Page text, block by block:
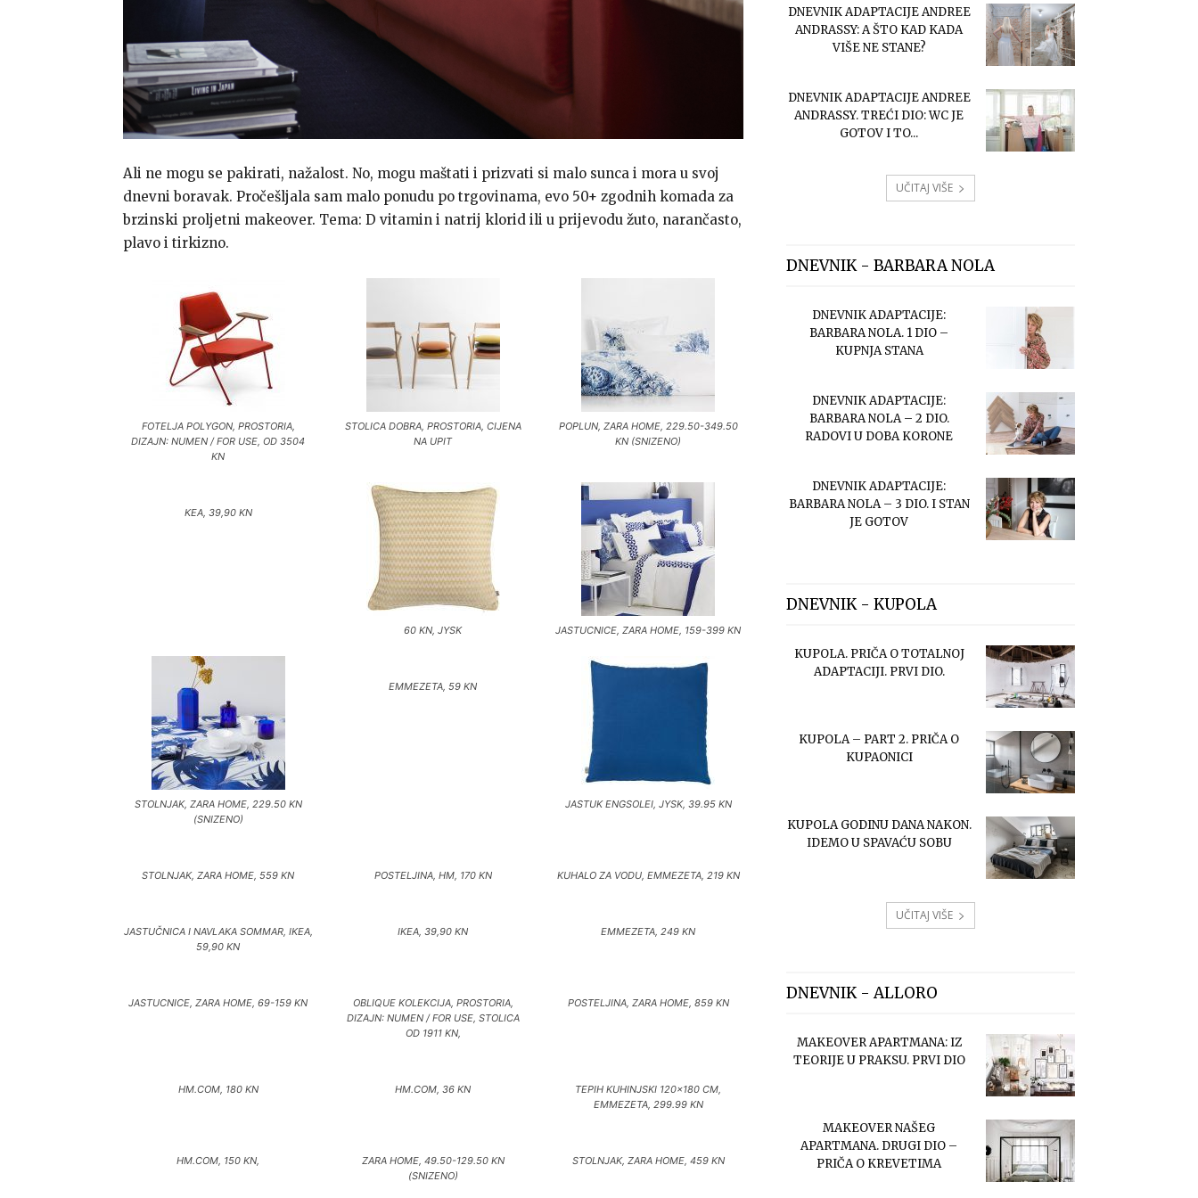
Ali ne mogu se pakirati, nažalost. No, mogu maštati i prizvati si malo sunca i mora u svoj
dnevni boravak. Pročešljala sam malo ponudu po trgovinama, evo 50+ zgodnih komada za
brzinski proljetni makeover. Tema: D vitamin i natrij klorid ili u prijevodu žuto, narančasto,
plavo i tirkizno.
FOTELJA POLYGON, PROSTORIA,
DIZAJN: NUMEN / FOR USE, OD 3504
KN
STOLICA DOBRA, PROSTORIA, CIJENA
NA UPIT
POPLUN, ZARA HOME, 229.50-349.50
KN (SNIZENO)
KEA, 39,90 KN
60 KN, JYSK JASTUCNICE, ZARA HOME, 159-399 KN
STOLNJAK, ZARA HOME, 229.50 KN
(SNIZENO)
EMMEZETA, 59 KN
JASTUK ENGSOLEI, JYSK, 39.95 KN
STOLNJAK, ZARA HOME, 559 KN POSTELJINA, HM, 170 KN KUHALO ZA VODU, EMMEZETA, 219 KN
JASTUČNICA I NAVLAKA SOMMAR, IKEA,
59,90 KN
IKEA, 39,90 KN EMMEZETA, 249 KN
JASTUCNICE, ZARA HOME, 69-159 KN
OBLIQUE KOLEKCIJA, PROSTORIA,
DIZAJN: NUMEN / FOR USE, STOLICA
OD 1911 KN,
POSTELJINA, ZARA HOME, 859 KN
HM.COM, 180 KN HM.COM, 36 KN
TEPIH KUHINJSKI 120×180 CM,
EMMEZETA, 299.99 KN
HM.COM, 150 KN,
ZARA HOME, 49.50-129.50 KN
(SNIZENO)
STOLNJAK, ZARA HOME, 459 KN
DNEVNIK ADAPTACIJE ANDREE
ANDRASSY: A ŠTO KAD KADA
VIŠE NE STANE?
DNEVNIK ADAPTACIJE ANDREE
ANDRASSY. TREĆI DIO: WC JE
GOTOV I TO...
UČITAJ VIŠE
DNEVNIK - BARBARA NOLA
DNEVNIK ADAPTACIJE:
BARBARA NOLA. 1 DIO –
KUPNJA STANA
DNEVNIK ADAPTACIJE:
BARBARA NOLA – 2 DIO.
RADOVI U DOBA KORONE
DNEVNIK ADAPTACIJE:
BARBARA NOLA – 3 DIO. I STAN
JE GOTOV
DNEVNIK - KUPOLA
KUPOLA. PRIČA O TOTALNOJ
ADAPTACIJI. PRVI DIO.
KUPOLA – PART 2. PRIČA O
KUPAONICI
KUPOLA GODINU DANA NAKON.
IDEMO U SPAVAĆU SOBU
UČITAJ VIŠE
DNEVNIK - ALLORO
MAKEOVER APARTMANA: IZ
TEORIJE U PRAKSU. PRVI DIO
MAKEOVER NAŠEG
APARTMANA. DRUGI DIO –
PRIČA O KREVETIMA